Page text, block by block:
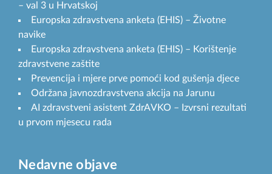
– val 3 u Hrvatskoj
Europska zdravstvena anketa (EHIS) – Životne
navike
Europska zdravstvena anketa (EHIS) – Korištenje
zdravstvene zaštite
Prevencija i mjere prve pomoći kod gušenja djece
Održana javnozdravstvena akcija na Jarunu
AI zdravstveni asistent ZdrAVKO – Izvrsni rezultati
u prvom mjesecu rada
Nedavne objave